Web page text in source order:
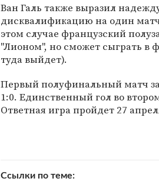
Ван Галь также выразил
дисквалификацию на один матч
этом случае французский
"Лионом", но сможет сыграть в
туда выйдет).
Первый полуфинальный матч
1:0. Единственный гол во
Ответная игра пройдет 27
Ссылки по теме